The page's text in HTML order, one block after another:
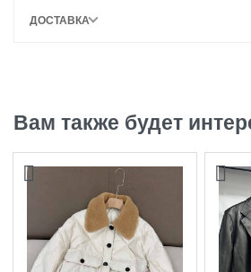
ДОСТАВКА
Вам также будет